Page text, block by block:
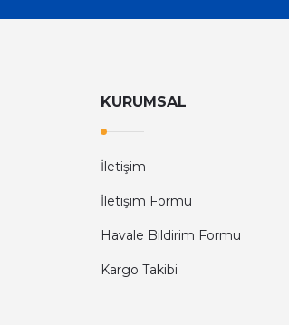
KURUMSAL
İletişim
İletişim Formu
Havale Bildirim Formu
Kargo Takibi